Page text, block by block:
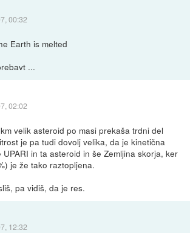
00:32
Earth is melted
...
02:02
velik asteroid po masi prekaša trdni del
je pa tudi dovolj velika, da je kinetična
in ta asteroid in še Zemljina skorja, ker
je že tako raztopljena.
pa vidiš, da je res.
12:32